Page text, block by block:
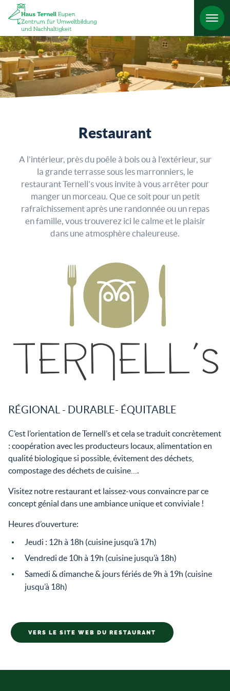
Restaurant
A l’intérieur, près du poêle à bois ou à l’extérieur, sur
la grande terrasse sous les marronniers, le
restaurant Ternell’s vous invite à vous arrêter pour
manger un morceau. Que ce soit pour un petit
rafraîchissement après une randonnée ou un repas
en famille, vous trouverez ici le calme et le plaisir
dans une atmosphère chaleureuse.
RÉGIONAL - DURABLE- ÉQUITABLE
C’est l’orientation de Ternell’s et cela se traduit concrètement
: coopération avec les producteurs locaux, alimentation en
qualité biologique si possible, évitement des déchets,
compostage des déchets de cuisine….
Visitez notre restaurant et laissez-vous convaincre par ce
concept génial dans une ambiance unique et conviviale !
Heures d’ouverture:
Jeudi : 12h à 18h (cuisine jusqu’à 17h)
Vendredi de 10h à 19h (cuisine jusqu’à 18h)
Samedi & dimanche & jours fériés de 9h à 19h (cuisine
jusqu’à 18h)
VERS LE SITE WEB DU RESTAURANT